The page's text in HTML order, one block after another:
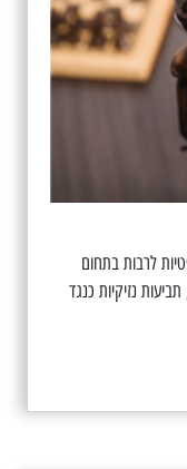
לרבות בתחום
נזיקיות כנגד